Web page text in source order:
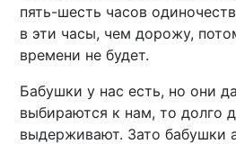
пять-шесть часов
в эти часы, чем дорожу,
времени не будет.
Бабушки у нас есть, но они
выбираются к нам, то долго
выдерживают. Зато бабушки